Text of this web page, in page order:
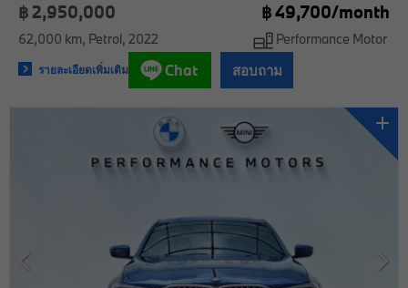
฿ 2,950,000
฿49,700/month
62,000 km Petrol 2022 Performance Motor
รายละเอียดเพิ่มเติม Chat สอบถาม